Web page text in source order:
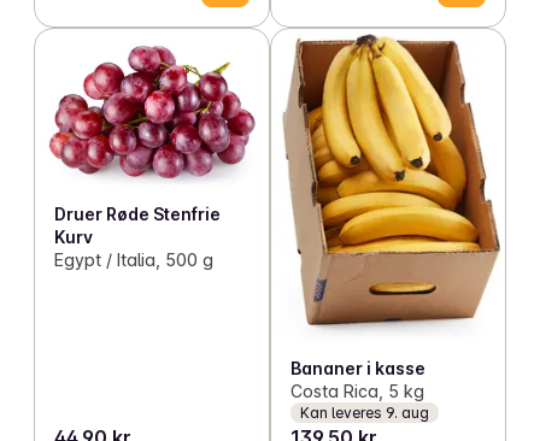
Druer Røde Stenfrie
Kurv
Egypt / Italia, 500 g
Bananer i kasse
Costa Rica, 5 kg
Kan leveres 9. aug